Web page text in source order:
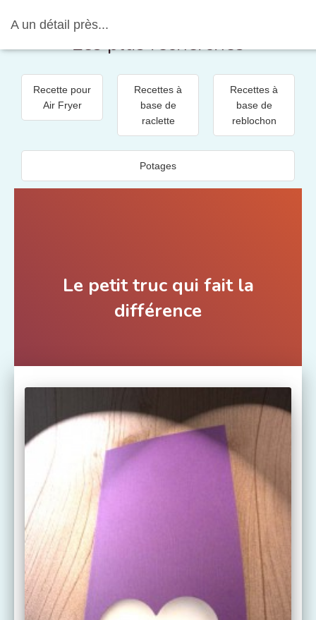
Les plus recherchés
Recette pour
Air Fryer
Recettes à
base de
raclette
Recettes à
base de
reblochon
Potages
A un détail près...
Le petit truc qui fait la
différence